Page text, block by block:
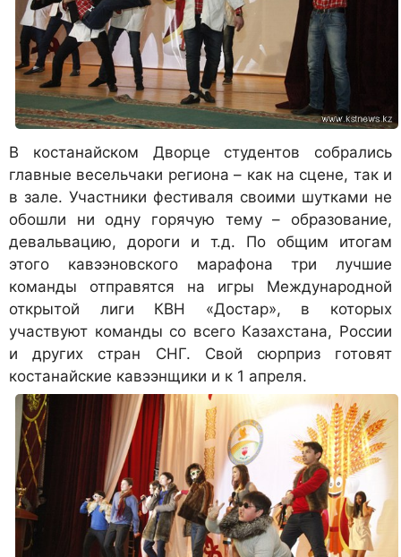
В костанайском Дворце студентов собрались
главные весельчаки региона – как на сцене, так и
в зале. Участники фестиваля своими шутками не
обошли ни одну горячую тему – образование,
девальвацию, дороги и т.д. По общим итогам
этого кавээновского марафона три лучшие
команды отправятся на игры Международной
открытой лиги КВН «Достар», в которых
участвуют команды со всего Казахстана, России
и других стран СНГ. Свой сюрприз готовят
костанайские кавээнщики и к 1 апреля.